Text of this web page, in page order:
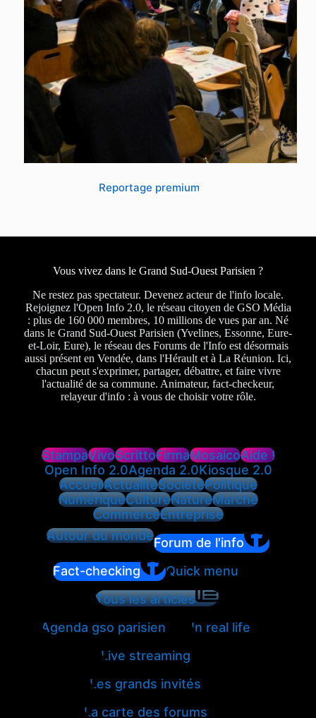
Reportage premium
Vous vivez dans le Grand Sud-Ouest Parisien ?
Ne restez pas spectateur. Devenez acteur de l'info locale.
Rejoignez l'Open Info 2.0, le réseau citoyen de GSO Média
: plus de 160 000 membres, 10 millions de vues par an. Né
dans le Grand Sud-Ouest Parisien (Yvelines, Essonne, Eure-
et-Loir, Eure), le réseau des Forums de l'Info est désormais
aussi présent en Vendée, dans l'Hérault et à La Réunion. Ici,
chacun peut s'exprimer, partager, débattre, et faire vivre
l'actualité de sa commune. Animateur, fact-checkeur,
relayeur d'info : à vous de choisir votre rôle.
StampaVivoScrittoFirmaMosaicoAide !
Open Info 2.0Agenda 2.0Kiosque 2.0
AccueilActualitéSociétéPolitique
NumériqueCultureNatureMarché
CommerceEntreprise
Autour du mondeForum de l'info
Fact-checking
Quick menu
Tous les articles
Agenda gso parisien
In real life
Live streaming
Les grands invités
La carte des forums